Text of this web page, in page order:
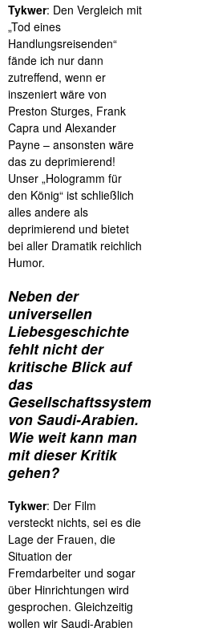
Tykwer: Den Vergleich mit
„Tod eines
Handlungsreisenden“
fände ich nur dann
zutreffend, wenn er
inszeniert wäre von
Preston Sturges, Frank
Capra und Alexander
Payne – ansonsten wäre
das zu deprimierend!
Unser „Hologramm für
den König“ ist schließlich
alles andere als
deprimierend und bietet
bei aller Dramatik reichlich
Humor.
Neben der
universellen
Liebesgeschichte
fehlt nicht der
kritische Blick auf
das
Gesellschaftssystem
von Saudi-Arabien.
Wie weit kann man
mit dieser Kritik
gehen?
Tykwer: Der Film
versteckt nichts, sei es die
Lage der Frauen, die
Situation der
Fremdarbeiter und sogar
über Hinrichtungen wird
gesprochen. Gleichzeitig
wollen wir Saudi-Arabien